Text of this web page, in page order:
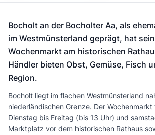
Bocholt an der Bocholter Aa, als
im Westmünsterland geprägt, hat
Wochenmarkt am historischen
Händler bieten Obst, Gemüse, Fisch
Region.
Bocholt liegt im flachen Westmünsterland
niederländischen Grenze. Der
Dienstag bis Freitag (bis 13 Uhr) und
Marktplatz vor dem historischen Rathaus